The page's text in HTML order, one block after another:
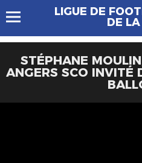
LIGUE DE
DE
STÉPHANE
ANGERS SCO INVITÉ